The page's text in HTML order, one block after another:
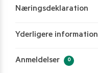
Næringsdeklaration
Yderligere information
Anmeldelser 0